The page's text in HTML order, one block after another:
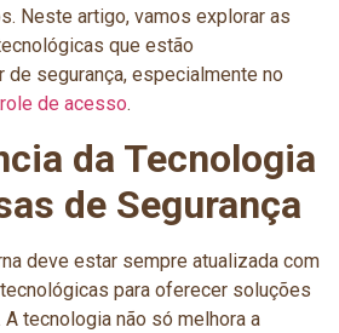
Neste artigo, vamos explorar as
que estão
segurança, especialmente no
de acesso.
da Tecnologia
de Segurança
deve estar sempre atualizada com
para oferecer soluções
tecnologia não só melhora a